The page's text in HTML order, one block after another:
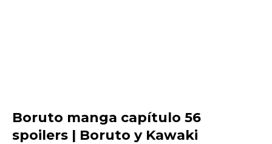
Boruto manga capítulo 56
spoilers | Boruto y Kawaki